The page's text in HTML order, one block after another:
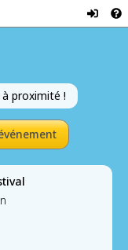
proximité !